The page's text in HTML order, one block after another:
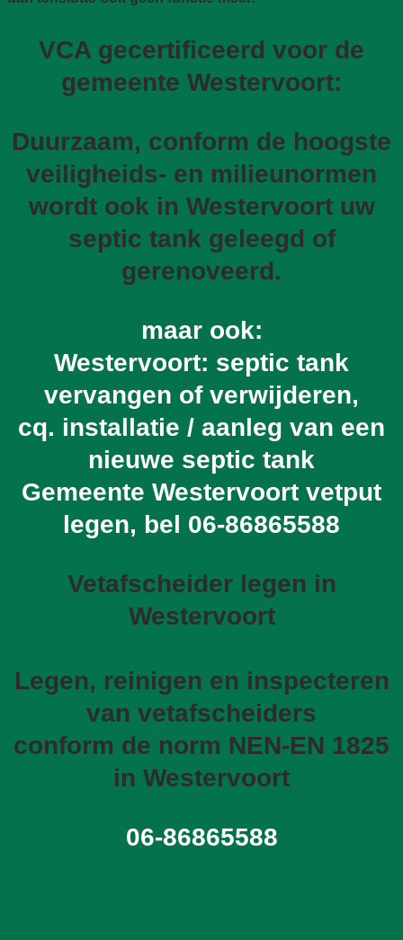
VCA gecertificeerd voor de
gemeente Westervoort:
Duurzaam, conform de hoogste
veiligheids- en milieunormen
wordt ook in Westervoort uw
septic tank geleegd of
gerenoveerd.
maar ook:
Westervoort: septic tank
vervangen of verwijderen,
cq. installatie / aanleg van een
nieuwe septic tank
Gemeente Westervoort vetput
legen, bel 06-86865588
Vetafscheider legen in
Westervoort
Legen, reinigen en inspecteren
van vetafscheiders
conform de norm NEN-EN 1825
in Westervoort
06-86865588